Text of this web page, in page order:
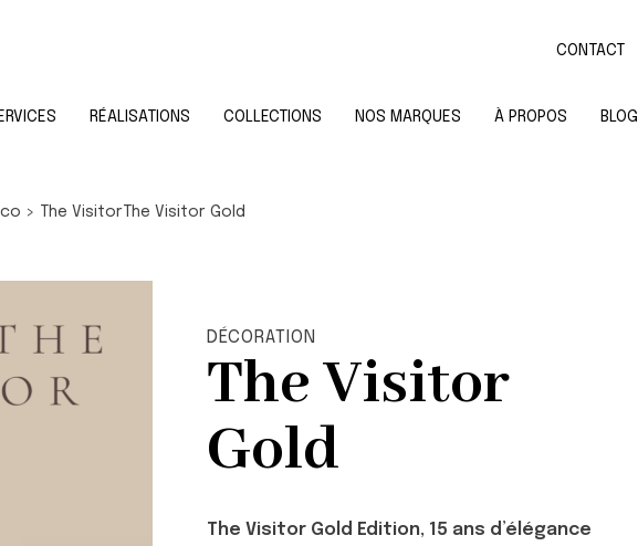
CONTACT
RÉALISATIONS COLLECTIONS NOS MARQUES À PROPOS BLOG
> The Visitor The Visitor Gold
DÉCORATION
The Visitor
Gold
The Visitor Gold Edition, 15 ans d’élégance